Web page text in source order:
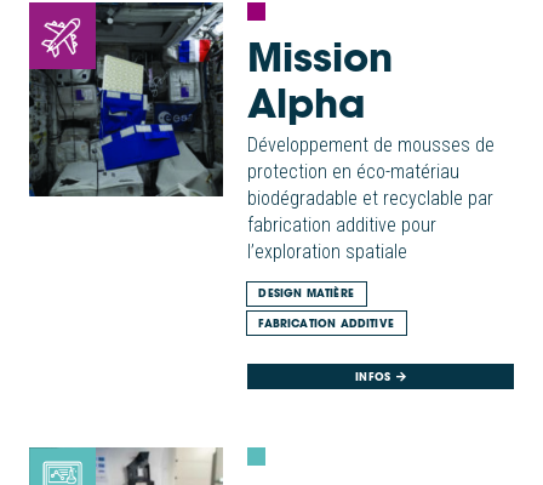
Mission
Alpha
Développement de mousses de
protection en éco-matériau
biodégradable et recyclable par
fabrication additive pour
l’exploration spatiale
DESIGN MATIÈRE
FABRICATION ADDITIVE
INFOS